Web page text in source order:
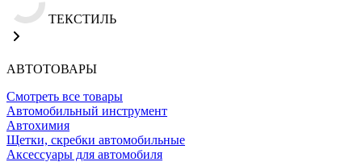
ТЕКСТИЛЬ
АВТОТОВАРЫ
Смотреть все товары
Автомобильный инструмент
Автохимия
Щетки, скребки автомобильные
Аксессуары для автомобиля